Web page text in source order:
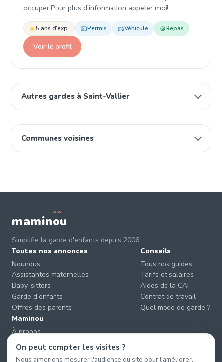
Autres gardes à Saint-Vallier
Communes voisines
occuper.Pour plus d'information appeler moi!
5 ans d'exp. Permis Véhicule Repas
Voir le profil
maminou
Simplifie la garde d'enfants depuis 2006.
Toutes nos annonces
Nounous
Assistantes maternelles
Baby-sitters
Garde d'enfants
Offres des parents
Conseils
Tous nos guides
Tarifs et salaires
Aides de la CAF
Contrat de travail
Quel mode de garde ?
Maminou
À propos
Nous contacter
Éviter les arnaques
On peut compter les visites ?
Nous aimerions mesurer l'audience du site pour l'améliorer.